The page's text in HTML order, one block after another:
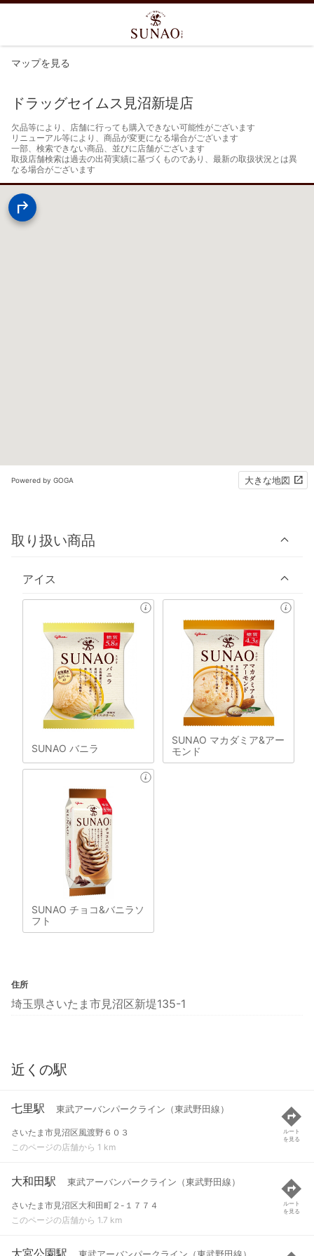
マップを見る
ドラッグセイムス見沼新堤店
欠品等により、店舗に行っても購入できない可能性がございます
リニューアル等により、商品が変更になる場合がございます
一部、検索できない商品、並びに店舗がございます
取扱店舗検索は過去の出荷実績に基づくものであり、最新の取扱状況とは異
なる場合がございます
Powered by GOGA 大きな地図
取り扱い商品
アイス
SUNAO バニラ
SUNAO マカダミア&アー
モンド
SUNAO チョコ&バニラソ
フト
住所
埼玉県さいたま市見沼区新堤135-1
近くの駅
七里駅 東武アーバンパークライン（東武野田線）
さいたま市見沼区風渡野６０３
このページの店舗から 1 km
ルート
を見る
大和田駅 東武アーバンパークライン（東武野田線）
さいたま市見沼区大和田町２-１７７４
このページの店舗から 1.7 km
ルート
を見る
大宮公園駅